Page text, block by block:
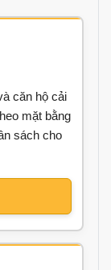
căn hộ cải
mặt bằng
sách cho